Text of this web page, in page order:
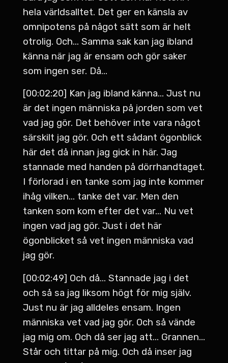
hela världsalltet. Det ger en känsla av
omnipotens på något sätt som är helt
otrolig. Och... Samma sak kan jag ibland
känna när jag är ensam och gör saker
som ingen ser. Då...
[00:02:20] Kan jag ibland känna... Just nu
är det ingen människa på jorden som vet
vad jag gör. Det behöver inte vara något
särskilt jag gör. Och ett sådant ögonblick
här det då innan jag gick in här. Jag
stannade med handen på dörrhandtaget.
I förlorad i en tanke som jag inte kommer
ihåg vilken... tanke det var. Men den
tanken som kom efter det var... Nu vet
ingen vad jag gör. Just i det här
ögonblicket så vet ingen människa vad
jag gör.
[00:02:49] Och då... Stannade jag i det
och så sa jag liksom högt för mig själv.
Just nu är jag alldeles ensam. Ingen
människa vet vad jag gör. Och så vände
jag mig om. Och då ser jag att... Grannen...
Står och tittar på mig. Och då inser jag